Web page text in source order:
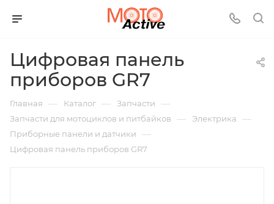
Цифровая панель
приборов GR7
Главная — Каталог — Запчасти —
Запчасти для мотоциклов и питбайков — Электрика —
Приборные панели и датчики —
Цифровая панель приборов GR7